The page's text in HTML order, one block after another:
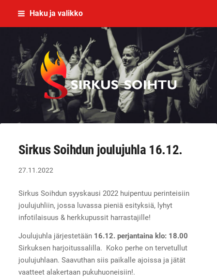
Siirry
Haku ja valikko
Imatran Nuorisosirkusyhdistys ry
Sirkus Soihdun joulujuhla 16.12.
27.11.2022
Sirkus Soihdun syyskausi 2022 huipentuu perinteisiin
joulujuhliin, jossa luvassa pieniä esityksiä, lyhyt
infotilaisuus & herkkupussit harrastajille!
Joulujuhla järjestetään 16.12. perjantaina klo: 18.00
Sirkuksen harjoitussalilla. Koko perhe on tervetullut
joulujuhlaan. Saavuthan siis paikalle ajoissa ja jätät
vaatteet alakertaan pukuhuoneisiin!.